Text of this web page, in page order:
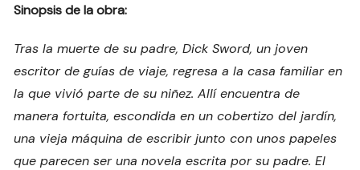
Sinopsis de la obra:
Tras la muerte de su padre, Dick Sword, un joven
escritor de guías de viaje, regresa a la casa familiar en
la que vivió parte de su niñez. Allí encuentra de
manera fortuita, escondida en un cobertizo del jardín,
una vieja máquina de escribir junto con unos papeles
que parecen ser una novela escrita por su padre. El